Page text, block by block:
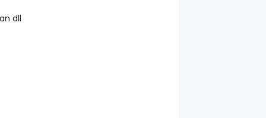
dll